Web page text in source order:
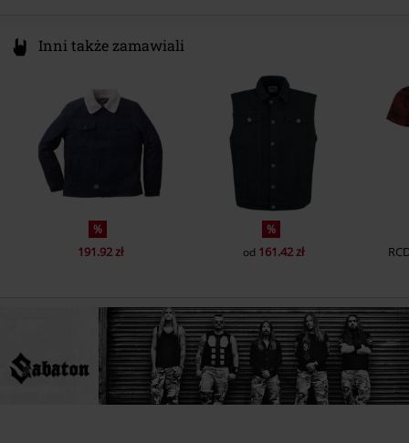
Inni także zamawiali
%
191.92 zł
%
od 161.42 zł